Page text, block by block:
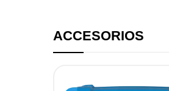
ACCESORIOS